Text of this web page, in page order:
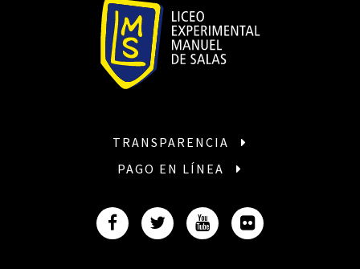
TRANSPARENCIA
PAGO EN LÍNEA